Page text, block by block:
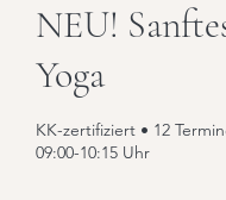
NEU!
Yoga
KK-zertifiziert • 12
09:00-10:15 Uhr